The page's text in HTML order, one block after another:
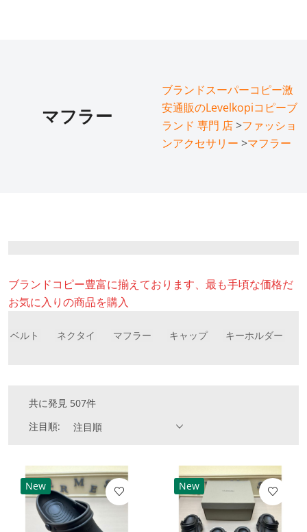
マフラー
ブランドスーパーコピー激
安通販のLevelkopiコピーブ
ランド 専門 店>ファッショ
ンアクセサリー >マフラー
ブランドコピー豊富に揃えております、最も手頃な価格だ
お気に入りの商品を購入
ベルト ネクタイ マフラー キャップ キーホルダー
共に発見 507件
注目順:
注目順
New New